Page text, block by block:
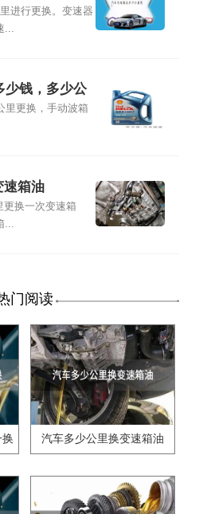
进行更换。变速器
少钱，多少公
里更换，手动波箱
速箱油
更换一次变速箱
...
门阅读
汽车多少公里换变速箱油